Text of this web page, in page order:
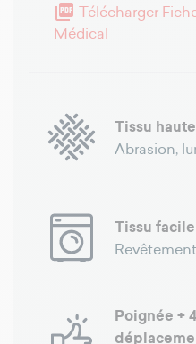
 Télécharger
Médical
Tissu
Abrasion,
Tissu
Poignée +